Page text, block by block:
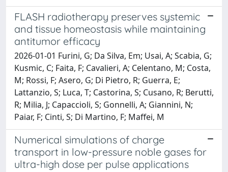
FLASH radiotherapy preserves systemic
and tissue homeostasis while maintaining
antitumor efficacy
2026-01-01 Furini, G; Da Silva, Em; Usai, A; Scabia, G;
Kusmic, C; Faita, F; Cavalieri, A; Celentano, M; Costa,
M; Rossi, F; Asero, G; Di Pietro, R; Guerra, E;
Lattanzio, S; Luca, T; Castorina, S; Cusano, R; Berutti,
R; Milia, J; Capaccioli, S; Gonnelli, A; Giannini, N;
Paiar, F; Cinti, S; Di Martino, F; Maffei, M
Numerical simulations of charge
transport in low-pressure noble gases for
ultra-high dose per pulse applications